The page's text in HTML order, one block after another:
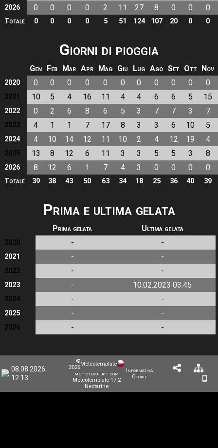
2026 0 0 0 0 2 11 27 8 0 0 0
Totale 0 0 0 0 5 51 124 107 20 0 0
Giorni di pioggia
Gen Feb Mar Apr Mag Giu Lug Ago Set Ott Nov
2020 0 0 0 0 0 0 0 0 0 0 0
2021 10 5 4 16 11 4 4 6 6 5 15
2022 0 2 6 8 6 5 3 7 7 3 7
2023 4 1 1 7 17 8 3 3 6 10 5
2024 4 10 14 12 11 10 2 4 12 19 4
2025 13 8 12 6 11 3 3 5 5 3 8
2026 8 12 6 1 7 4 3 0 0 0 0
Totale 39 38 43 50 63 34 18 25 36 40 39
Prima e ultima gelata
Prima gelata Ultima gelata
2020 - -
2021 - -
2022 - -
2023 - 10.02.2023 03.45
2024 - -
2025 - -
2026 - -
08.08.2026
12.13
©
2026
Meteotemplate
meteotemplate.com
Meteotemplate 17.2
Nectarine
Informativa
Cookie